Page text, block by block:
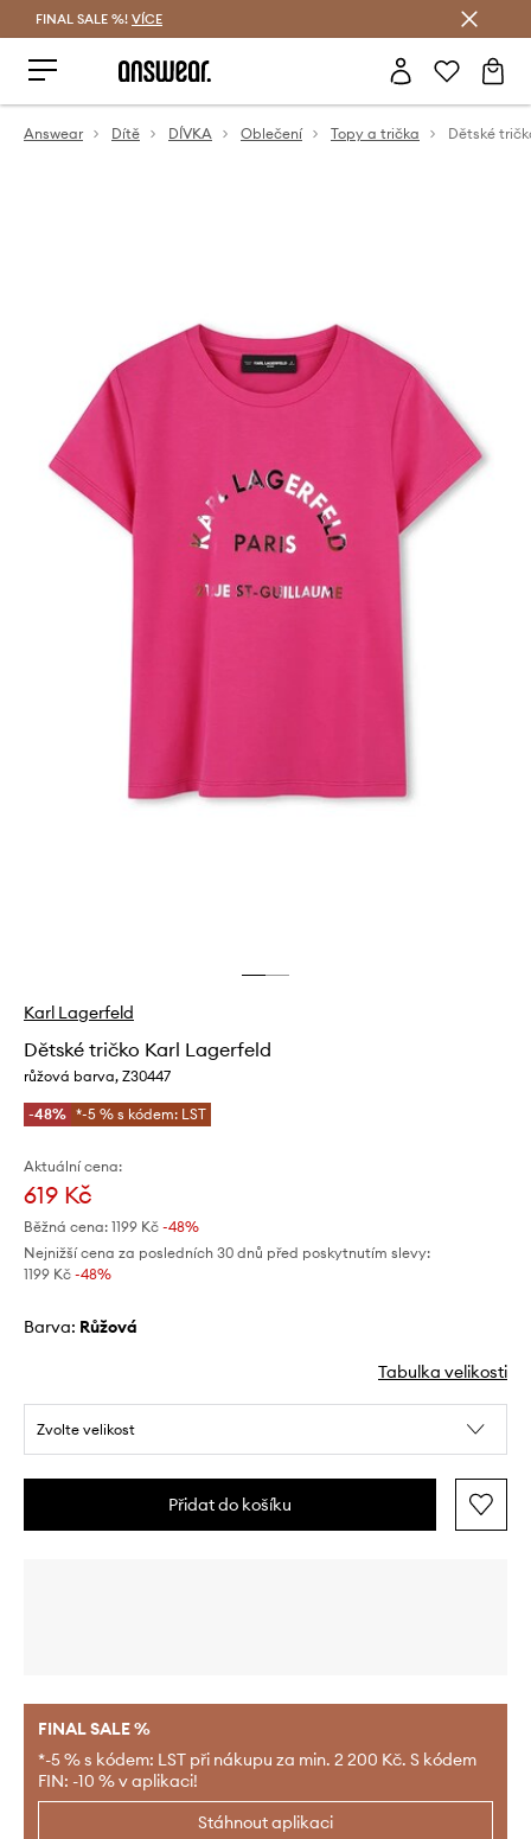
FINAL SALE %! VÍCE
Answear Dítě DÍVKA Oblečení Topy a trička Dětské
Karl Lagerfeld
Dětské tričko Karl Lagerfeld
růžová barva, Z30447
-48% *-5 % s kódem: LST
Aktuální cena:
619 Kč
Běžná cena: 1199 Kč -48%
Nejnižší cena za posledních 30 dnů před poskytnutím slevy:
1199 Kč -48%
Barva: růžová
Tabulka velikosti
Zvolte velikost
Přidat do košíku
FINAL SALE %
*-5 % s kódem: LST při nákupu za min. 2 200 Kč. S kódem
FIN: -10 % v aplikaci!
Stáhnout aplikaci